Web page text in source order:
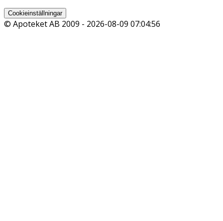
Cookieinställningar
© Apoteket AB 2009 - 2026-08-09 07:04:56